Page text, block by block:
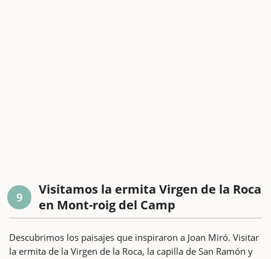
9
Visitamos la ermita Virgen de la Roca
en Mont-roig del Camp
Descubrimos los paisajes que inspiraron a Joan Miró. Visitar
la ermita de la Virgen de la Roca, la capilla de San Ramón y